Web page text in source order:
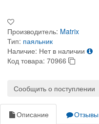
Производитель: Matrix
Тип: паяльник
Наличие: Нет в наличии
Код товара: 70966
Сообщить о поступлении
Описание
Отзывы